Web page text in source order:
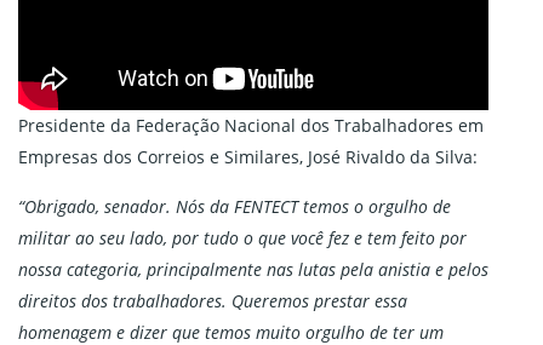
Presidente da Federação Nacional dos Trabalhadores em
Empresas dos Correios e Similares, José Rivaldo da Silva:
“Obrigado, senador. Nós da FENTECT temos o orgulho de
militar ao seu lado, por tudo o que você fez e tem feito por
nossa categoria, principalmente nas lutas pela anistia e pelos
direitos dos trabalhadores. Queremos prestar essa
homenagem e dizer que temos muito orgulho de ter um